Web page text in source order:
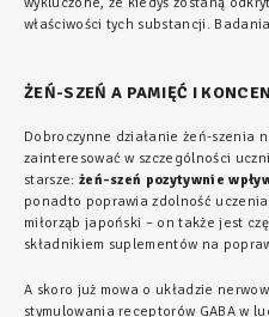
właściwości tych substancji.
ŻEŃ-SZEŃ A PAMIĘĆ I
Dobroczynne działanie żeń-szenia
zainteresować w szczególności
starsze: żeń-szeń pozytywnie
ponadto poprawia zdolność
miłorząb japoński – on także jest
składnikiem suplementów na
A skoro już mowa o układzie
stymulowania receptorów GABA w